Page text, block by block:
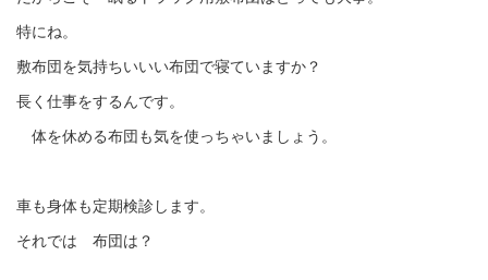
特にね。
敷布団を気持ちいいい布団で寝ていますか？
長く仕事をするんです。
体を休める布団も気を使っちゃいましょう。
車も身体も定期検診します。
それでは 布団は？